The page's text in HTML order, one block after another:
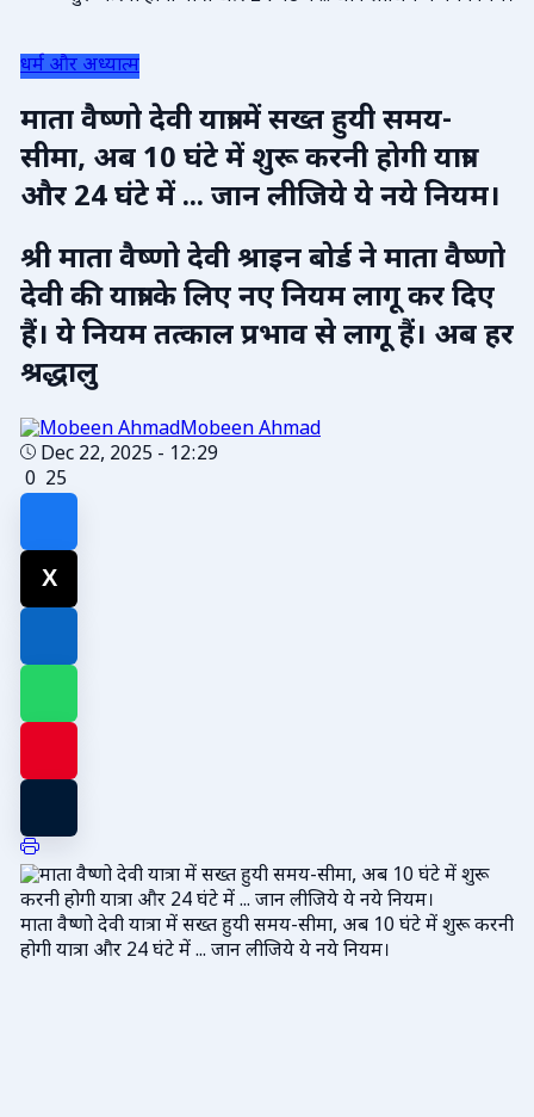
धर्म और अध्यात्म
माता वैष्णो देवी यात्रा में सख्त हुयी समय-
सीमा, अब 10 घंटे में शुरू करनी होगी यात्रा
और 24 घंटे में ... जान लीजिये ये नये नियम।
श्री माता वैष्णो देवी श्राइन बोर्ड ने माता वैष्णो
देवी की यात्रा के लिए नए नियम लागू कर दिए
हैं। ये नियम तत्काल प्रभाव से लागू हैं। अब हर
श्रद्धालु
Mobeen Ahmad
Dec 22, 2025 - 12:29
0 25
माता वैष्णो देवी यात्रा में सख्त हुयी समय-सीमा, अब 10 घंटे में शुरू करनी
होगी यात्रा और 24 घंटे में ... जान लीजिये ये नये नियम।